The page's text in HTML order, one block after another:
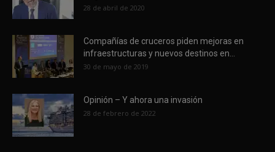
28 de abril de 2020
Compañías de cruceros piden mejoras en
infraestructuras y nuevos destinos en...
30 de mayo de 2019
Opinión – Y ahora una invasión
28 de febrero de 2022